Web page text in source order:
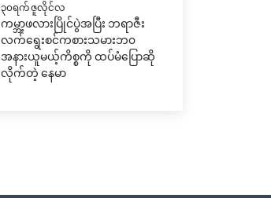
၃၀ရက် ဇူလိုင်လ
ကမ္ဘာ့ဖလားပြိုင်ပွဲအပြီး ဘရာဇီး
လက်ရွေးစင်ကစားသမားဘ၀
အနားယူမယ့်ကိစ္စကို ထပ်မံပြောဆို
လိုက်တဲ့ နေမာ